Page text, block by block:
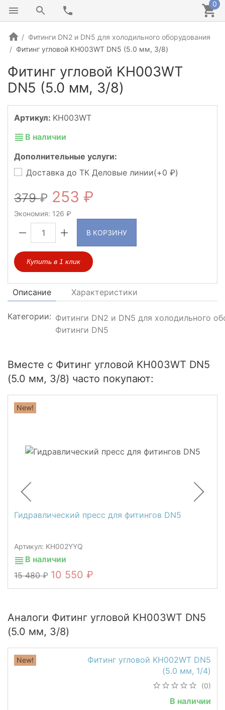
0
Фитинги DN2 и DN5 для холодильного оборудования
Фитинг угловой KH003WT DN5 (5.0 мм, 3/8)
Фитинг угловой KH003WT
DN5 (5.0 мм, 3/8)
NEW!
Артикул: KH003WT
В наличии
Дополнительные услуги:
Доставка до ТК Деловые линии(+0 )
379 253
Экономия: 126
В КОРЗИНУ
Купить в 1 клик
Описание Характеристики
Категории: Фитинги DN2 и DN5 для холодильного
Фитинги DN5
Вместе с Фитинг угловой KH003WT DN5
(5.0 мм, 3/8) часто покупают:
Гидравлический пресс для фитингов DN5
Артикул: KH002YYQ
В наличии
15 480
10 550
New!
Аналоги Фитинг угловой KH003WT DN5
(5.0 мм, 3/8)
Фитинг угловой KH002WT DN5
(5.0 мм, 1/4)
(0)
В наличии
New!